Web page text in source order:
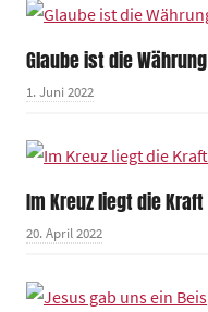
Glaube ist die Währung
1. Juni 2022
Im Kreuz liegt die Kraft
20. April 2022